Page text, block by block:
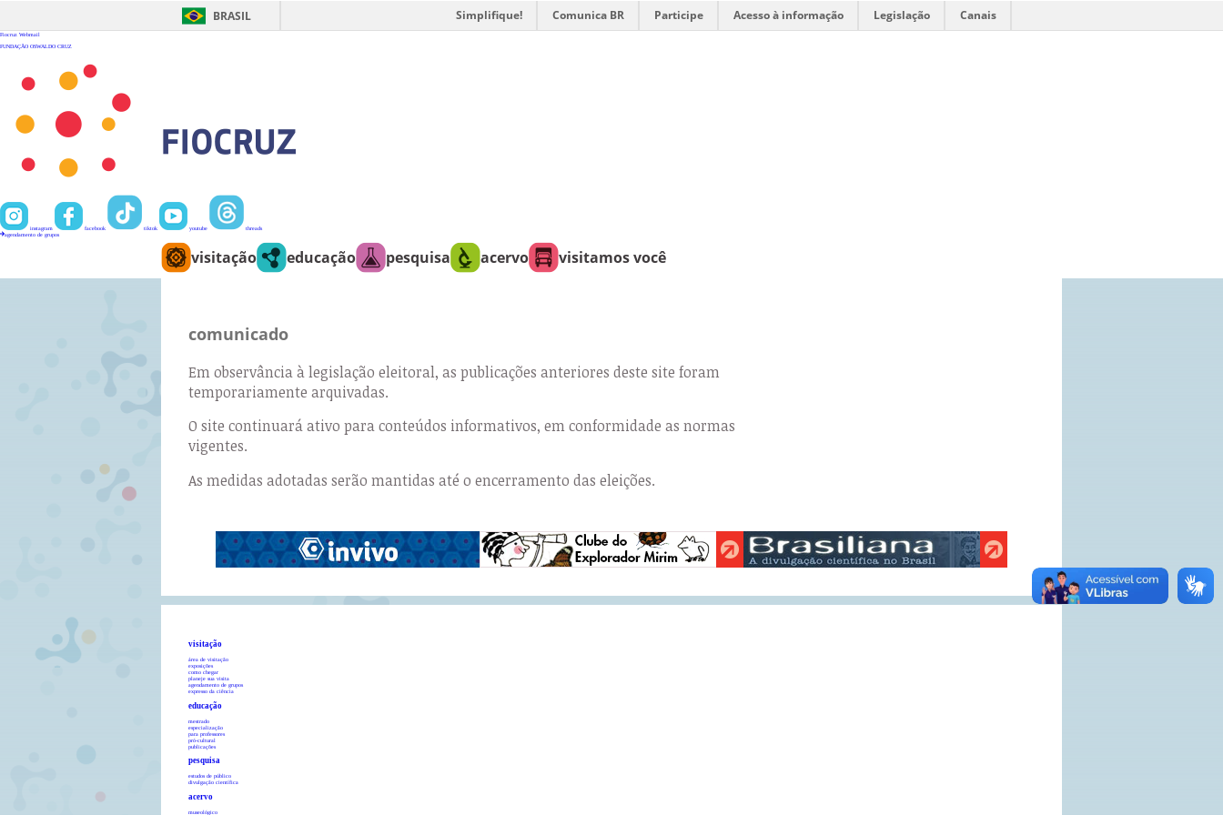
BRASIL Simplifique! Comunica BR Participe Acesso à informação Legislação Canais
Fiocruz Webmail
FUNDAÇÃO OSWALDO CRUZ
instagram facebook tiktok youtube
threads
agendamento de grupos
visitação educação pesquisa acervo visitamos você
comunicado
Em observância à legislação eleitoral, as publicações anteriores deste site foram
temporariamente arquivadas.
O site continuará ativo para conteúdos informativos, em conformidade as normas
vigentes.
As medidas adotadas serão mantidas até o encerramento das eleições.
visitação
área de visitação
exposições
como chegar
planeje sua visita
agendamento de grupos
expresso da ciência
educação
mestrado
especialização
para professores
pró-cultural
publicações
pesquisa
estudos de público
divulgação científica
acervo
museológico